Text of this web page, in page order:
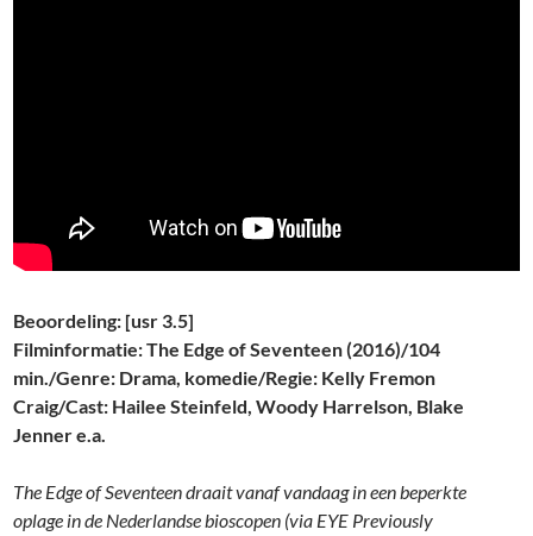
Beoordeling: [usr 3.5]
Filminformatie: The Edge of Seventeen (2016)/104
min./Genre: Drama, komedie/Regie: Kelly Fremon
Craig/Cast: Hailee Steinfeld, Woody Harrelson, Blake
Jenner e.a.
The Edge of Seventeen draait vanaf vandaag in een beperkte
oplage in de Nederlandse bioscopen (via EYE Previously